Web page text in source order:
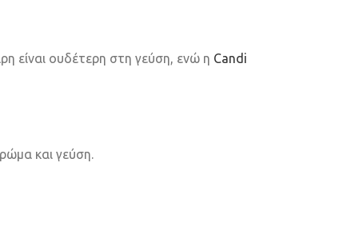
είναι ουδέτερη στη γεύση, ενώ η Candi
και γεύση.